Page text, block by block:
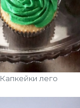
Капкейки лего